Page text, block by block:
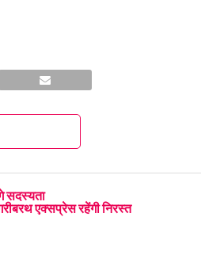
सदस्यता
एक्सप्रेस रहेंगी निरस्त